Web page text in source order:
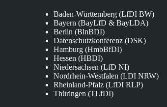
Baden-Württemberg (LfDI BW)
Bayern (BayLfD & BayLDA)
Berlin (BlnBDI)
Datenschutzkonferenz (DSK)
Hamburg (HmbBfDI)
Hessen (HBDI)
Niedersachsen (LfD NI)
Nordrhein-Westfalen (LDI NRW)
Rheinland-Pfalz (LfDI RLP)
Thüringen (TLfDI)